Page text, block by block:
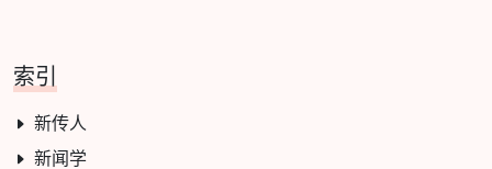
索引
新传人
新闻学